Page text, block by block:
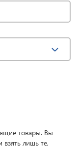
ледяном дожде и
тепло и
WHSROMA
товары. Вы
лишь те,